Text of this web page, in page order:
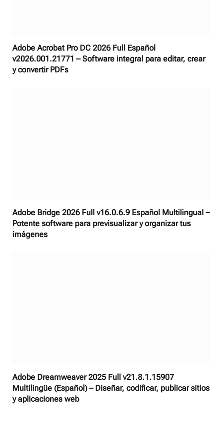
Adobe Acrobat Pro DC 2026 Full Español
v2026.001.21771 – Software integral para editar, crear
y convertir PDFs
Adobe Bridge 2026 Full v16.0.6.9 Español Multilingual –
Potente software para previsualizar y organizar tus
imágenes
Adobe Dreamweaver 2025 Full v21.8.1.15907
Multilingüe (Español) – Diseñar, codificar, publicar sitios
y aplicaciones web